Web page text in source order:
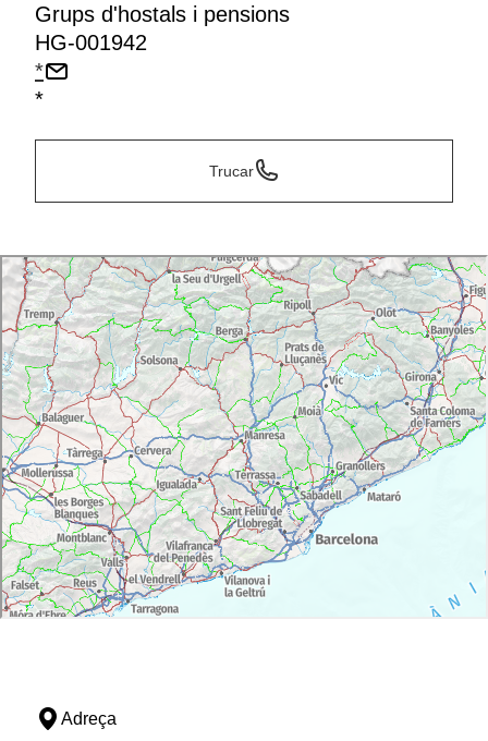
Grups d'hostals i pensions
HG-001942
*
*
Trucar
Adreça